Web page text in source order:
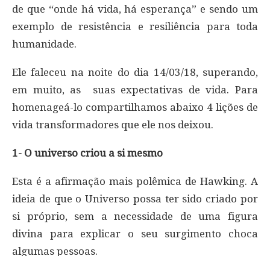
de que “onde há vida, há esperança” e sendo um
exemplo de resistência e resiliência para toda
humanidade.
Ele faleceu na noite do dia 14/03/18, superando,
em muito, as suas expectativas de vida. Para
homenageá-lo compartilhamos abaixo 4 lições de
vida transformadores que ele nos deixou.
1- O universo criou a si mesmo
Esta é a afirmação mais polêmica de Hawking. A
ideia de que o Universo possa ter sido criado por
si próprio, sem a necessidade de uma figura
divina para explicar o seu surgimento choca
algumas pessoas.